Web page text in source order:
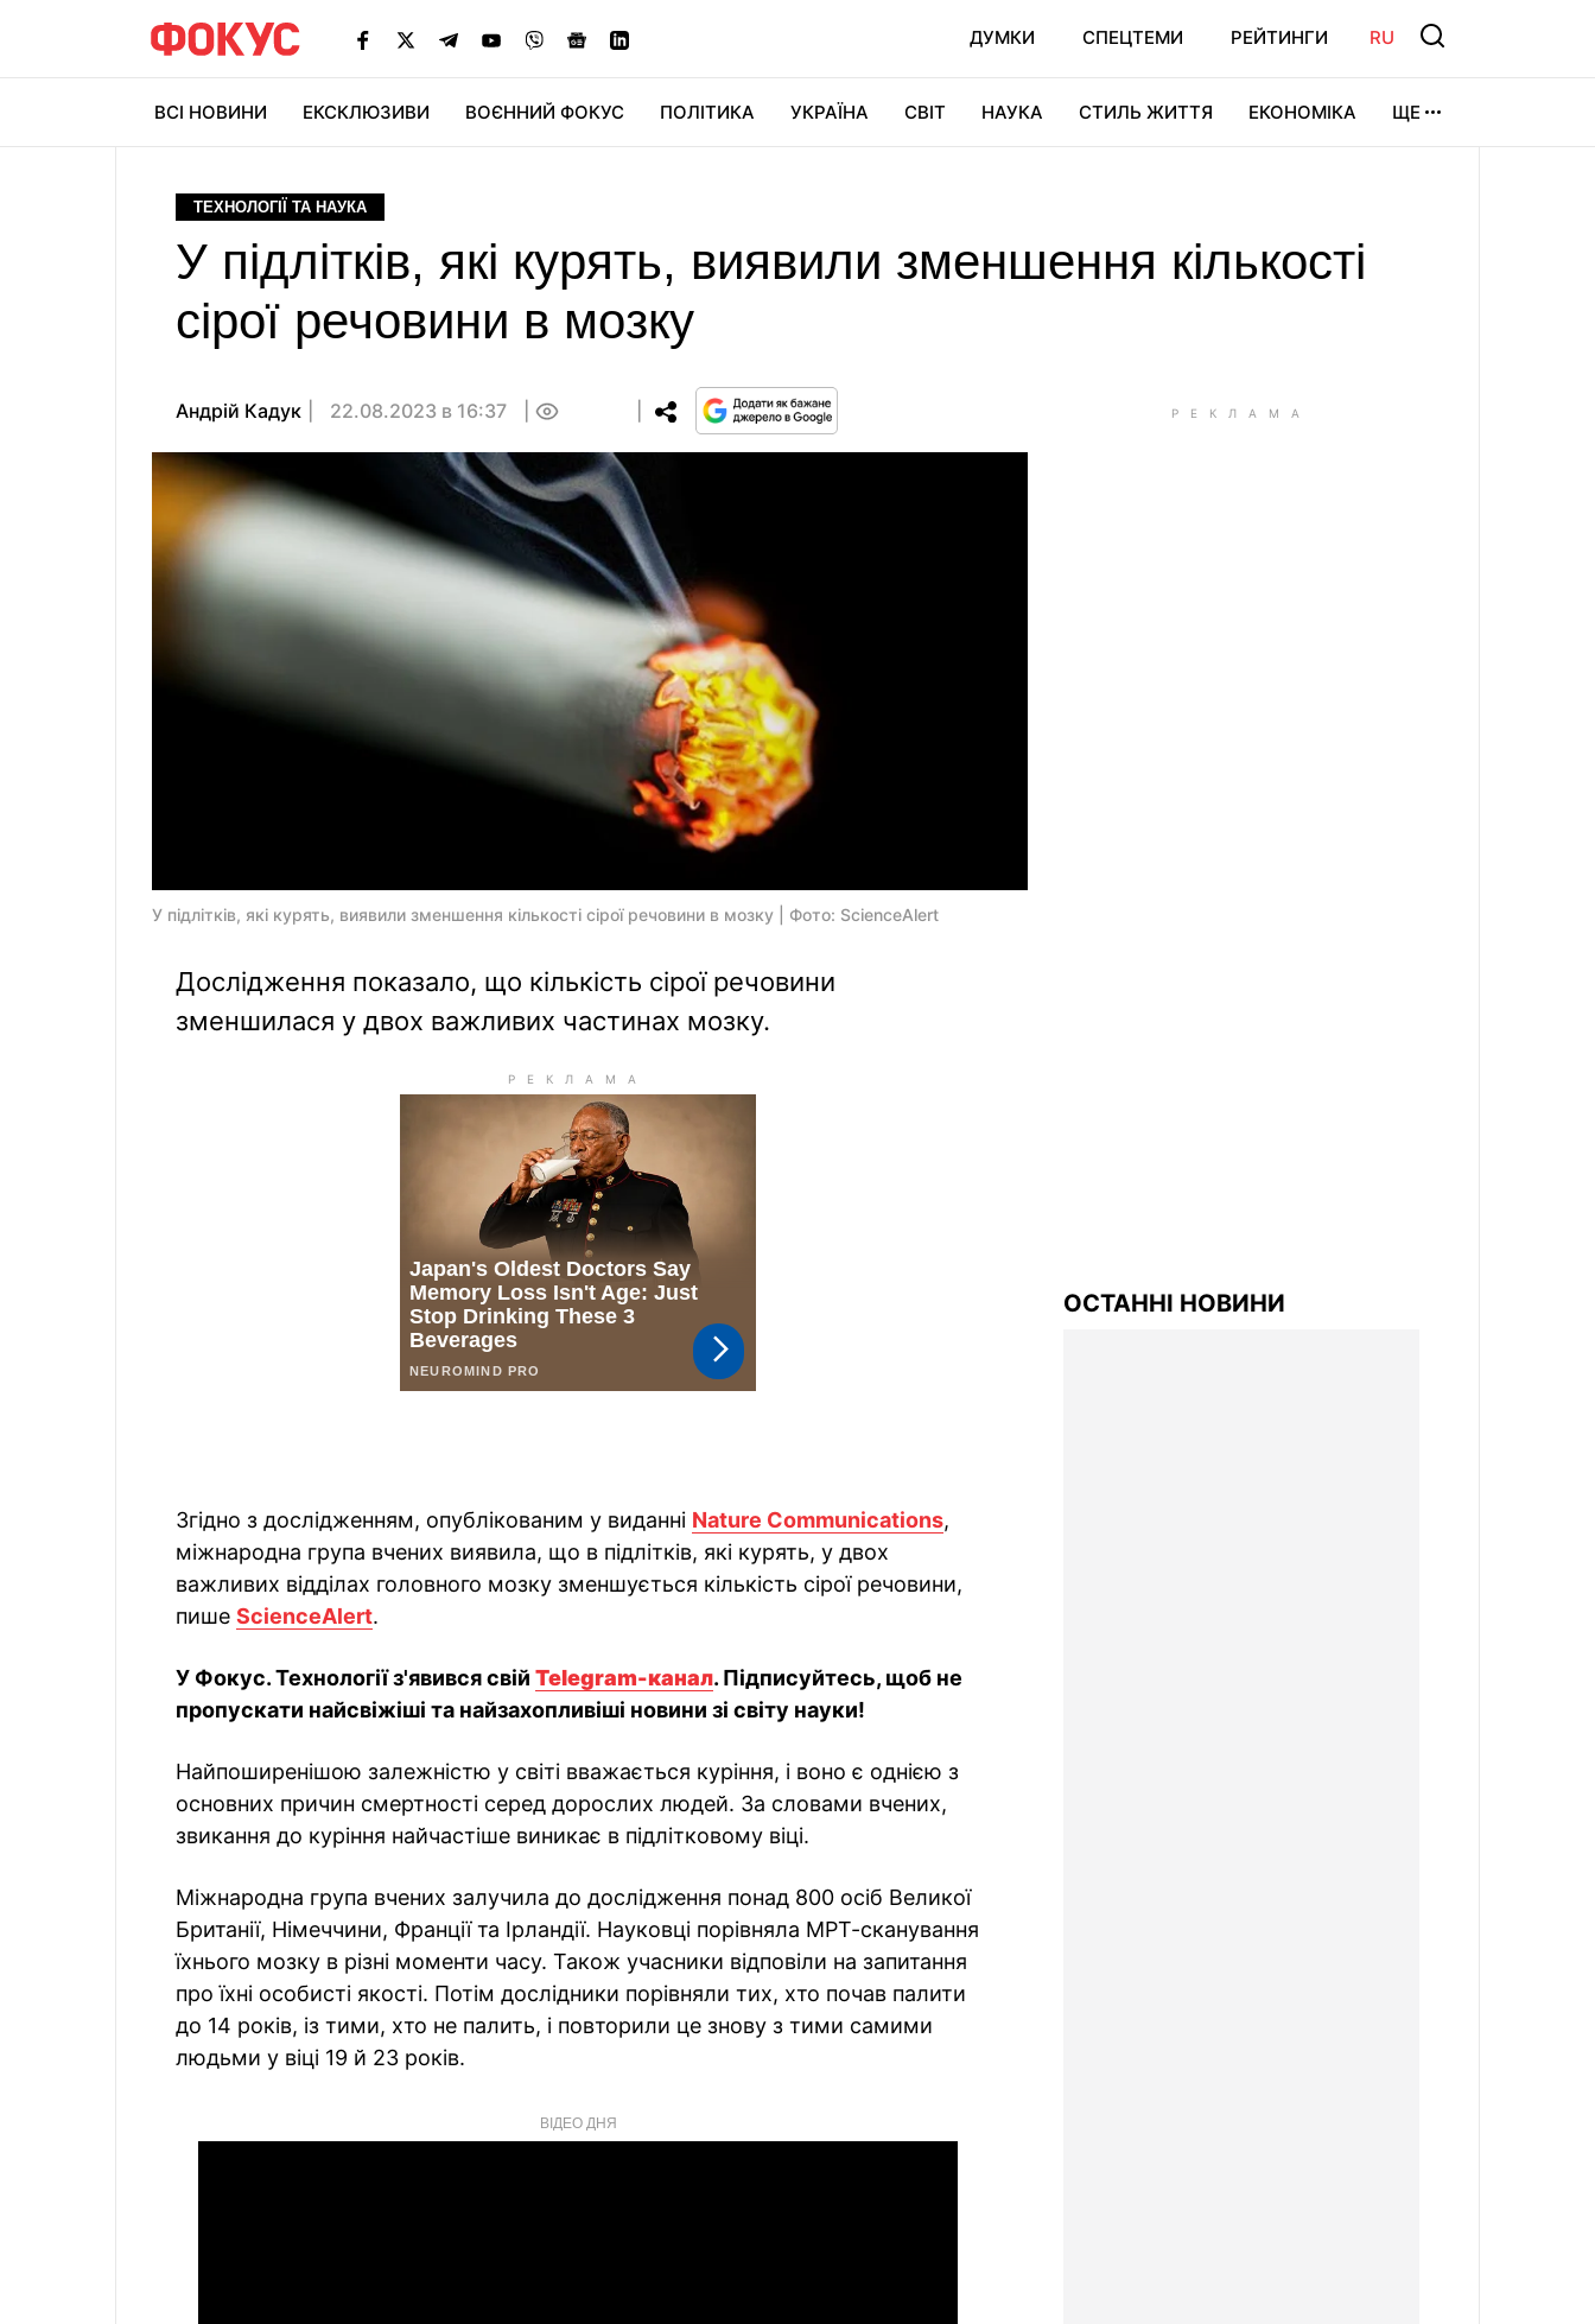
ДУМКИ СПЕЦТЕМИ РЕЙТИНГИ RU
ВСІ НОВИНИ ЕКСКЛЮЗИВИ ВОЄННИЙ ФОКУС ПОЛІТИКА УКРАЇНА СВІТ НАУКА СТИЛЬ ЖИТТЯ ЕКОНОМІКА ЩЕ
ТЕХНОЛОГІЇ ТА НАУКА
У підлітків, які курять, виявили зменшення кількості
сірої речовини в мозку
Андрій Кадук 22.08.2023 в 16:37
У підлітків, які курять, виявили зменшення кількості сірої речовини в мозку | Фото: ScienceAlert
Дослідження показало, що кількість сірої речовини
зменшилася у двох важливих частинах мозку.
Згідно з дослідженням, опублікованим у виданні Nature Communications,
міжнародна група вчених виявила, що в підлітків, які курять, у двох
важливих відділах головного мозку зменшується кількість сірої речовини,
пише ScienceAlert.
У Фокус. Технології з'явився свій Telegram-канал. Підписуйтесь, щоб не
пропускати найсвіжіші та найзахопливіші новини зі світу науки!
Найпоширенішою залежністю у світі вважається куріння, і воно є однією з
основних причин смертності серед дорослих людей. За словами вчених,
звикання до куріння найчастіше виникає в підлітковому віці.
Міжнародна група вчених залучила до дослідження понад 800 осіб Великої
Британії, Німеччини, Франції та Ірландії. Науковці порівняла МРТ-сканування
їхнього мозку в різні моменти часу. Також учасники відповіли на запитання
про їхні особисті якості. Потім дослідники порівняли тих, хто почав палити
до 14 років, із тими, хто не палить, і повторили це знову з тими самими
людьми у віці 19 й 23 років.
ВІДЕО ДНЯ
ОСТАННІ НОВИНИ